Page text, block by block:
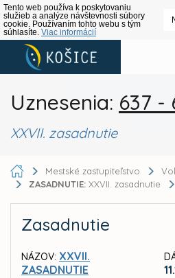
Tento web používa k poskytovaniu
služieb a analýze návštevnosti súbory
cookie. Používaním tohto webu s tým
súhlasíte. Viac informácií
Uznesenia: 637 -
XXVII. zasadnutie
Mestské zastupiteľstvo
ZASADNUTIE: XXVII. zasadnutie
Zasadnutie
NÁZOV: XXVII.
ZASADNUTIE